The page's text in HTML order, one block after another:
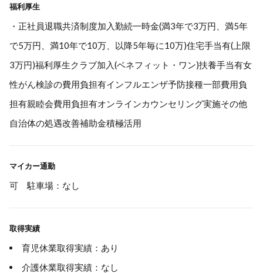
福利厚生
・正社員退職共済制度加入勤続一時金(満3年で3万円、満5年
で5万円、満10年で10万、以降5年毎に10万)住宅手当有(上限
3万円)福利厚生クラブ加入(ベネフィット・ワン)扶養手当有女
性がん検診の費用負担有インフルエンザ予防接種一部費用負
担有親睦会費用負担有オンラインカウンセリング実施その他
自治体の処遇改善補助金積極活用
マイカー通勤
可 駐車場：なし
取得実績
育児休業取得実績：あり
介護休業取得実績：なし